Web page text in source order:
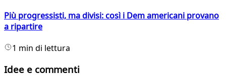
Più progressisti, ma divisi: così i Dem americani provano
a ripartire
1 min di lettura
Idee e commenti